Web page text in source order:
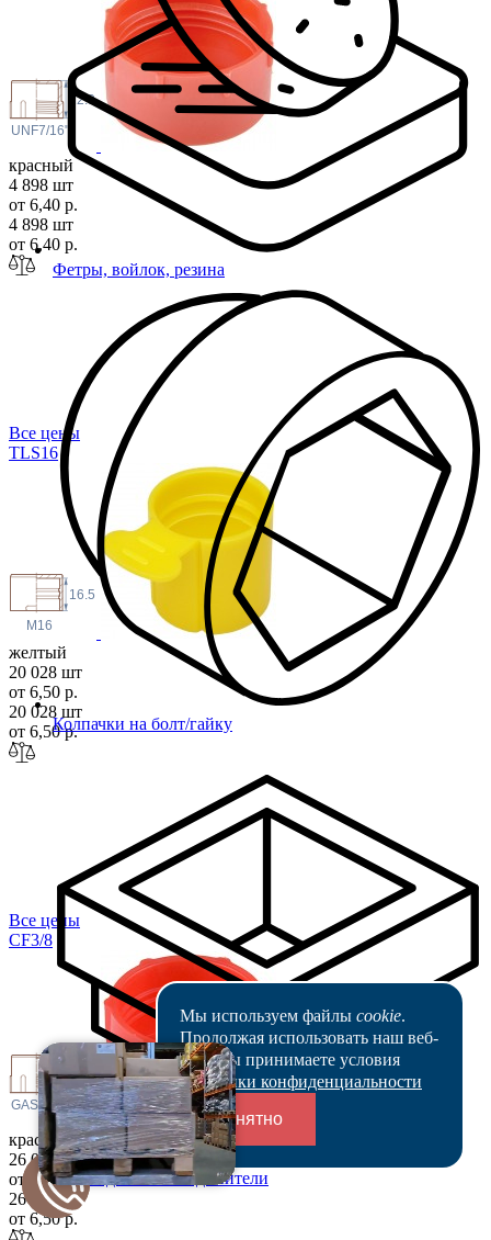
Фетры, войлок, резина
Колпачки на болт/гайку
Переходники и соединители
UNF7/16"
12.9
красный
4 898 шт
от 6,40 р.
4 898 шт
от 6,40 р.
Все цены
TLS16
16.5
M16
желтый
20 028 шт
от 6,50 р.
20 028 шт
от 6,50 р.
Все цены
CF3/8
GAS3/8"
11.4
красный
26 077 шт
от 6,50 р.
26 077 шт
от 6,50 р.
Мы используем файлы cookie.
Продолжая использовать наш веб-
сайт, вы принимаете условия
Политики конфиденциальности
Понятно